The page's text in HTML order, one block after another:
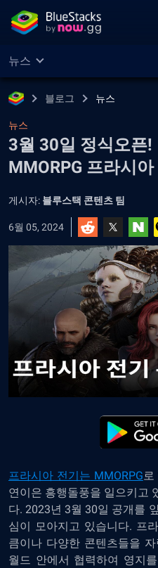
뉴스
블로그 뉴스
뉴스
3월 30일 정식오픈!
MMORPG 프라시
게시자: 블루스택 콘텐츠 팀
6월 05, 2024
프라시아 전기는 MMORPG로
연이은 흥행돌풍을 일으키고
다. 2023년 3월 30일 공개를
심이 모아지고 있습니다. 프
큼이나 다양한 콘텐츠들을
월드 안에서 협력하여 영지